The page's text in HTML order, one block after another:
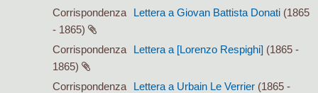
Corrispondenza
Lettera a Giovan Battista Donati (1865
- 1865)
Corrispondenza
Lettera a [Lorenzo Respighi] (1865 -
1865)
Corrispondenza
Lettera a Urbain Le Verrier (1865 -